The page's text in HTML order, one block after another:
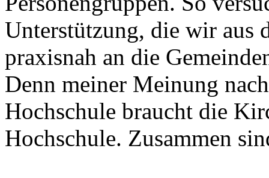
Unterstützung, die wir aus
praxisnah an die
Denn meiner Meinung
Hochschule braucht die
Hochschule. Zusammen